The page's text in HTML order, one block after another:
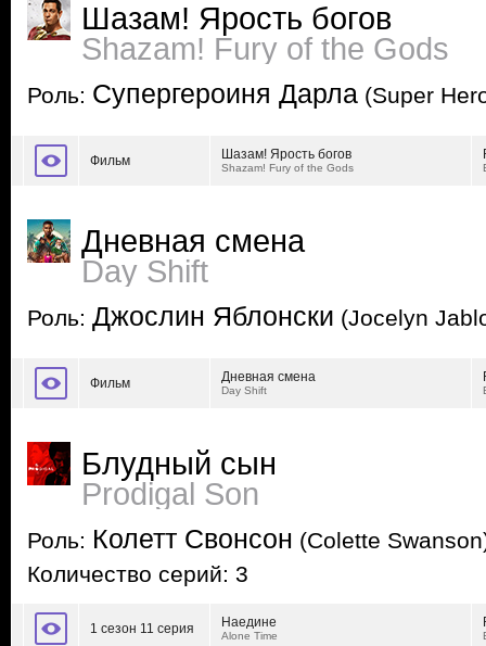
Шазам! Ярость богов
Shazam! Fury of the Gods
Роль: Супергероиня Дарла (Super
Фильм Шазам! Ярость богов
Shazam! Fury of the Gods
Дневная смена
Day Shift
Роль: Джослин Яблонски (Jocelyn
Фильм Дневная смена
Day Shift
Блудный сын
Prodigal Son
Роль: Колетт Свонсон (Colette
Количество серий: 3
1 сезон 11 серия Наедине
Alone Time